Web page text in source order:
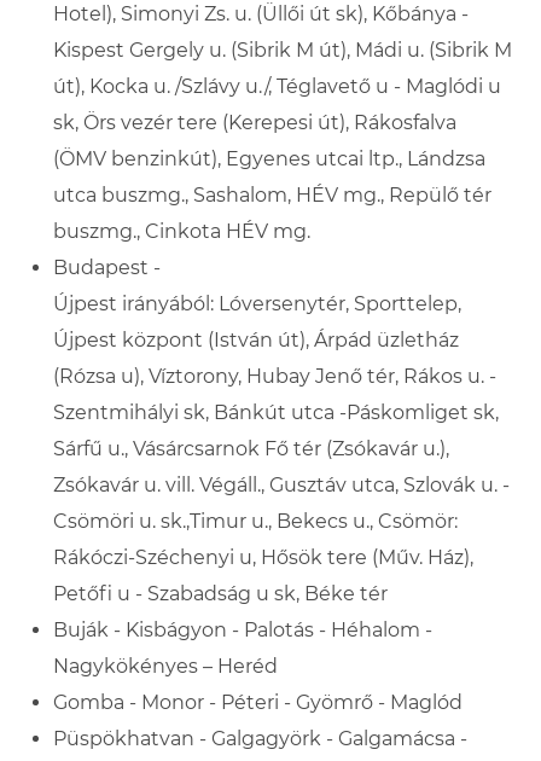
Hotel), Simonyi Zs. u. (Üllői út sk), Kőbánya -
Kispest Gergely u. (Sibrik M út), Mádi u. (Sibrik M
út), Kocka u. /Szlávy u./, Téglavető u - Maglódi u
sk, Örs vezér tere (Kerepesi út), Rákosfalva
(ÖMV benzinkút), Egyenes utcai ltp., Lándzsa
utca buszmg., Sashalom, HÉV mg., Repülő tér
buszmg., Cinkota HÉV mg.
Budapest -
Újpest irányából: Lóversenytér, Sporttelep,
Újpest központ (István út), Árpád üzletház
(Rózsa u), Víztorony, Hubay Jenő tér, Rákos u. -
Szentmihályi sk, Bánkút utca -Páskomliget sk,
Sárfű u., Vásárcsarnok Fő tér (Zsókavár u.),
Zsókavár u. vill. Végáll., Gusztáv utca, Szlovák u. -
Csömöri u. sk.,Timur u., Bekecs u., Csömör:
Rákóczi-Széchenyi u, Hősök tere (Műv. Ház),
Petőfi u - Szabadság u sk, Béke tér
Buják - Kisbágyon - Palotás - Héhalom -
Nagykökényes – Heréd
Gomba - Monor - Péteri - Gyömrő - Maglód
Püspökhatvan - Galgagyörk - Galgamácsa -